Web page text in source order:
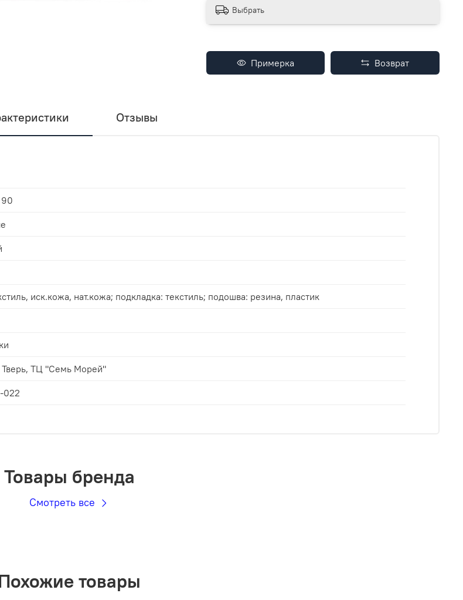
Выбрать
Примерка Возврат
Отзывы
90
иск.кожа, нат.кожа; подкладка: текстиль; подошва: резина, пластик
Тверь, ТЦ "Семь Морей"
022
Товары бренда
Смотреть все
товары